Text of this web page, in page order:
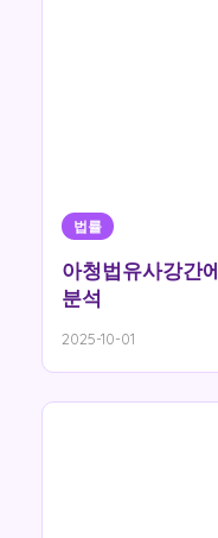
법률
아청법유사강간
분석
2025-10-01